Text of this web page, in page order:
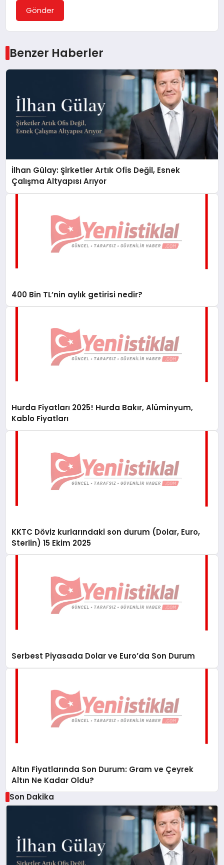
Gönder
Benzer Haberler
İlhan Gülay: Şirketler Artık Ofis Değil, Esnek
Çalışma Altyapısı Arıyor
400 Bin TL’nin aylık getirisi nedir?
Hurda Fiyatları 2025! Hurda Bakır, Alüminyum,
Kablo Fiyatları
KKTC Döviz kurlarındaki son durum (Dolar, Euro,
Sterlin) 15 Ekim 2025
Serbest Piyasada Dolar ve Euro’da Son Durum
Altın Fiyatlarında Son Durum: Gram ve Çeyrek
Altın Ne Kadar Oldu?
Son Dakika